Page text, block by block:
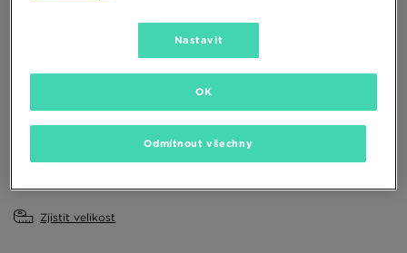
EU US
36 37 38 39 40
Zjistit velikost
Nastavit
Odmítnout všechny
OK